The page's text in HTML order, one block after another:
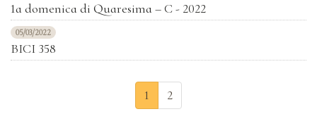
1a domenica di Quaresima – C - 2022
05/03/2022
BICI 358
1 2